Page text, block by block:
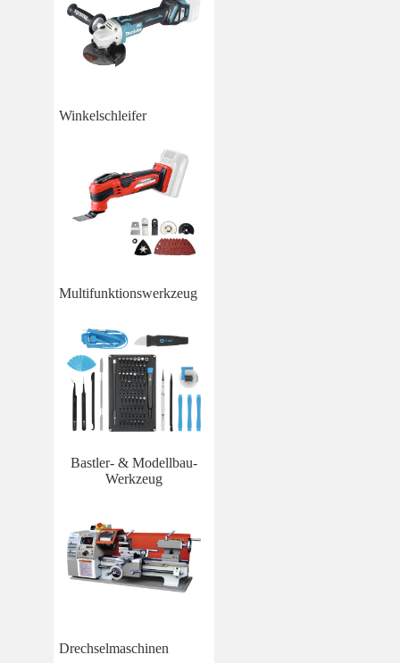
Winkelschleifer
Multifunktionswerkzeug
Bastler- & Modellbau-
Werkzeug
Drechselmaschinen